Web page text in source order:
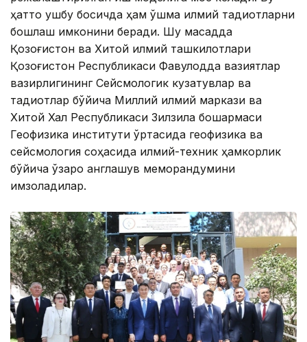
ҳатто ушбу босқичда ҳам қўшма илмий тадқиқотларни
бошлаш имконини беради. Шу мақсадда
Қозоғистон ва Хитой илмий ташкилотлари
Қозоғистон Республикаси Фавқулодда вазиятлар
вазирлигининг Сейсмологик кузатувлар ва
тадқиқотлар бўйича Миллий илмий маркази ва
Хитой Халқ Республикаси Зилзила бошқармаси
Геофизика институти ўртасида геофизика ва
сейсмология соҳасида илмий-техник ҳамкорлик
бўйича ўзаро англашув меморандумини
имзоладилар.